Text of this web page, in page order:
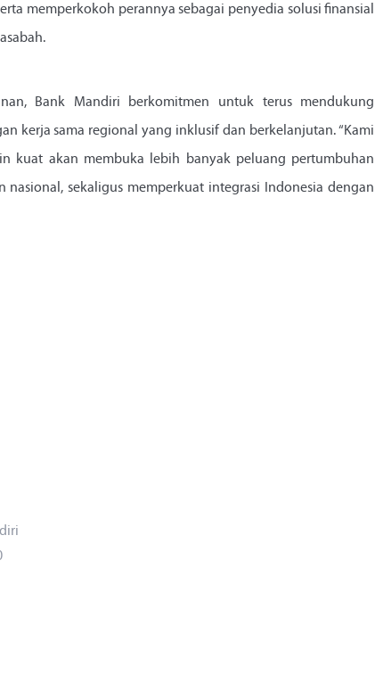
memperkokoh perannya sebagai penyedia solusi finansial
Bank Mandiri berkomitmen untuk terus mendukung
kerja sama regional yang inklusif dan berkelanjutan. “Kami
kuat akan membuka lebih banyak peluang pertumbuhan
sekaligus memperkuat integrasi Indonesia dengan